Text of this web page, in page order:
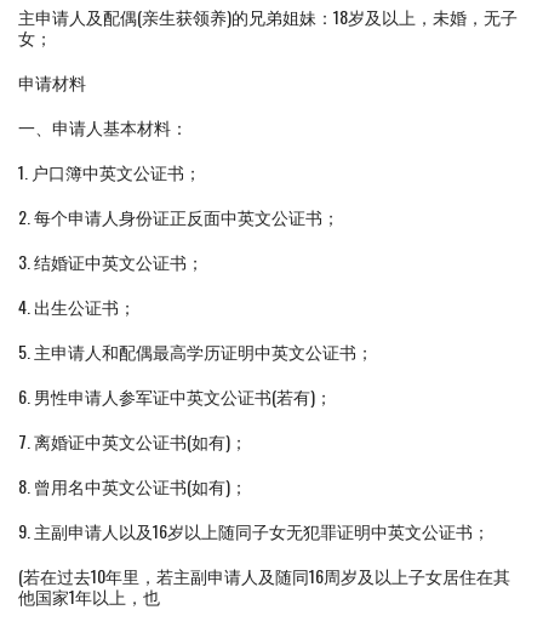
主申请人及配偶(亲生获领养)的兄弟姐妹：18岁及以上，未婚，无子
女；
申请材料
一、申请人基本材料：
1. 户口簿中英文公证书；
2. 每个申请人身份证正反面中英文公证书；
3. 结婚证中英文公证书；
4. 出生公证书；
5. 主申请人和配偶最高学历证明中英文公证书；
6. 男性申请人参军证中英文公证书(若有)；
7. 离婚证中英文公证书(如有)；
8. 曾用名中英文公证书(如有)；
9. 主副申请人以及16岁以上随同子女无犯罪证明中英文公证书；
(若在过去10年里，若主副申请人及随同16周岁及以上子女居住在其
他国家1年以上，也